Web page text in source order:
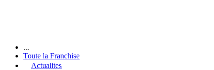
...
Toute la Franchise
Actualites